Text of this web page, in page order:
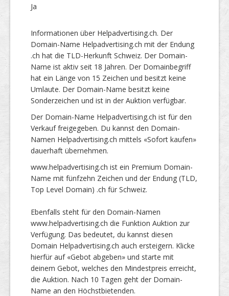
Ja
Informationen über Helpadvertising.ch. Der
Domain-Name Helpadvertising.ch mit der Endung
.ch hat die TLD-Herkunft Schweiz. Der Domain-
Name ist aktiv seit 18 Jahren. Der Domainbegriff
hat ein Länge von 15 Zeichen und besitzt keine
Umlaute. Der Domain-Name besitzt keine
Sonderzeichen und ist in der Auktion verfügbar.
Der Domain-Name Helpadvertising.ch ist für den
Verkauf freigegeben. Du kannst den Domain-
Namen Helpadvertising.ch mittels «Sofort kaufen»
dauerhaft übernehmen.
www.helpadvertising.ch ist ein Premium Domain-
Name mit fünfzehn Zeichen und der Endung (TLD,
Top Level Domain) .ch für Schweiz.
Ebenfalls steht für den Domain-Namen
www.helpadvertising.ch die Funktion Auktion zur
Verfügung. Das bedeutet, du kannst diesen
Domain Helpadvertising.ch auch ersteigern. Klicke
hierfür auf «Gebot abgeben» und starte mit
deinem Gebot, welches den Mindestpreis erreicht,
die Auktion. Nach 10 Tagen geht der Domain-
Name an den Höchstbietenden.